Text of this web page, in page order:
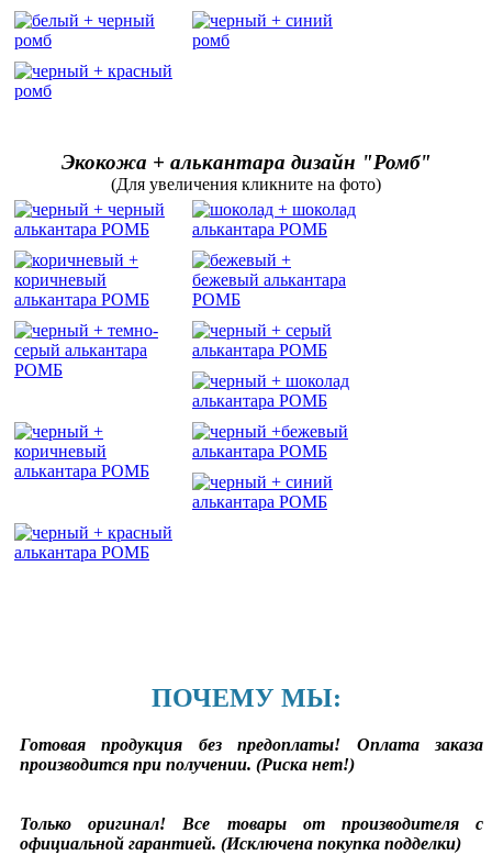
Экокожа + алькантара дизайн "Ромб"
(Для увеличения кликните на фото)
ПОЧЕМУ МЫ:
Готовая продукция без предоплаты! Оплата заказа
производится при получении. (Риска нет!)
Только оригинал! Все товары от производителя с
официальной гарантией. (Исключена покупка подделки)